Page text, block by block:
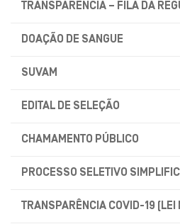
TRANSPARÊNCIA – FILA DA
DOAÇÃO DE SANGUE
SUVAM
EDITAL DE SELEÇÃO
CHAMAMENTO PÚBLICO
PROCESSO SELETIVO
TRANSPARÊNCIA COVID-19